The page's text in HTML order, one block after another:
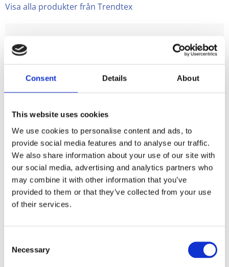
Consent Details About
This website uses cookies
We use cookies to personalise content and ads, to
provide social media features and to analyse our traffic.
We also share information about your use of our site with
our social media, advertising and analytics partners who
may combine it with other information that you’ve
provided to them or that they’ve collected from your use
of their services.
Selection
Necessary
Visa alla produkter från Trendtex
Relaterade produkter
Textilband GOD
JUL 10 mm,
vit/linne
Stl 10 mm bredd.
INFO
Textilband GOD
JUL 10 mm,
svart/linne
Lämpligt för pyssel
och dekoration.